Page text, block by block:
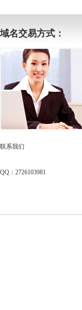
域名交易方式：
联系我们
QQ：2726103981